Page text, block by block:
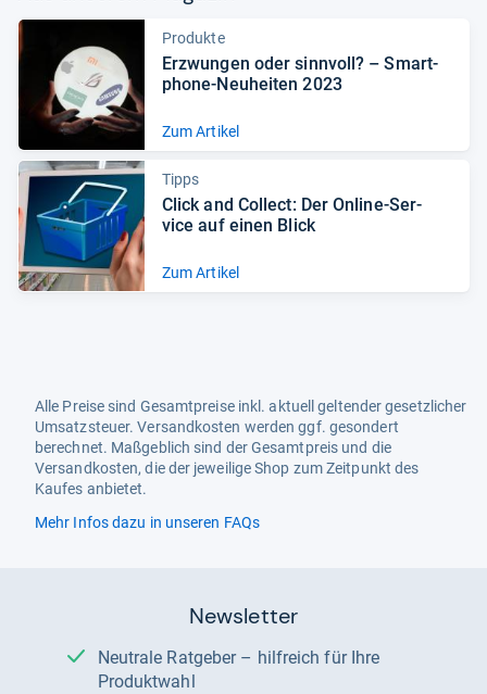
Produkte
Erzwun­gen oder sinn­voll? – Smart­
phone-​Neu­hei­ten 2023
Zum Artikel
Tipps
Click and Col­lect: Der Online-​Ser­
vice auf einen Blick
Zum Artikel
Alle Preise sind Gesamtpreise inkl. aktuell geltender gesetzlicher
Umsatzsteuer. Versandkosten werden ggf. gesondert
berechnet. Maßgeblich sind der Gesamtpreis und die
Versandkosten, die der jeweilige Shop zum Zeitpunkt des
Kaufes anbietet.
Mehr Infos dazu in unseren FAQs
Newsletter
Neutrale Ratgeber – hilfreich für Ihre
Produktwahl